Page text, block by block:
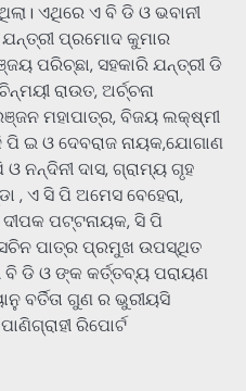
ଏଥିରେ ଏ ବି ଡି ଓ ଭବାନୀ
ଯନ୍ତ୍ରୀ ପ୍ରମୋଦ କୁମାର
ପରିଚ୍ଛା, ସହକାରି ଯନ୍ତ୍ରୀ ଡି
ରାଉତ, ଅର୍ଚ୍ଚନା
ମହାପାତ୍ର, ବିଜୟ ଲକ୍ଷ୍ମୀ
ପି ଇ ଓ ଦେବରାଜ ନାୟକ,ଯୋଗାଣ
ନନ୍ଦିନୀ ଦାସ, ଗ୍ରାମ୍ୟ ଗୃହ
, ଏ ସି ପି ଅମେସ ବେହେରା,
ପଟ୍ଟନାୟକ, ସି ପି
ପାତ୍ର ପ୍ରମୁଖ ଉପସ୍ଥିତ
ବି ଡି ଓ ଙ୍କ କର୍ତ୍ତବ୍ୟ ପରାୟଣ
ବର୍ତିତା ଗୁଣ ର ଭୁରୀୟସି
ରିପୋର୍ଟ